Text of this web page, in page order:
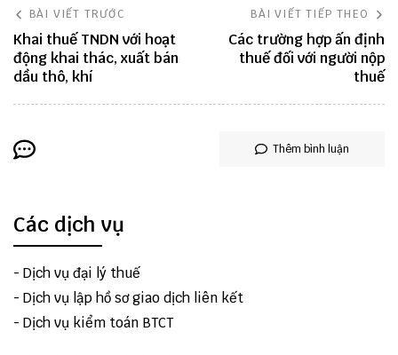
BÀI VIẾT TRƯỚC
Khai thuế TNDN với hoạt
động khai thác, xuất bán
dầu thô, khí
BÀI VIẾT TIẾP THEO
Các trường hợp ấn định
thuế đối với người nộp
thuế
Thêm bình luận
Các dịch vụ
- Dịch vụ đại lý thuế
- Dịch vụ lập hồ sơ giao dịch liên kết
- Dịch vụ kiểm toán BTCT